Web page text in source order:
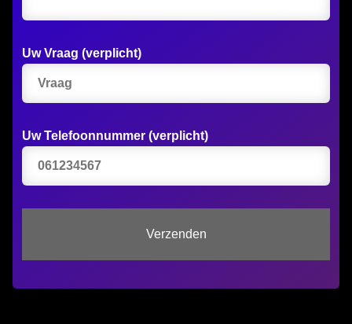
Uw Vraag (verplicht)
Uw Telefoonnummer (verplicht)